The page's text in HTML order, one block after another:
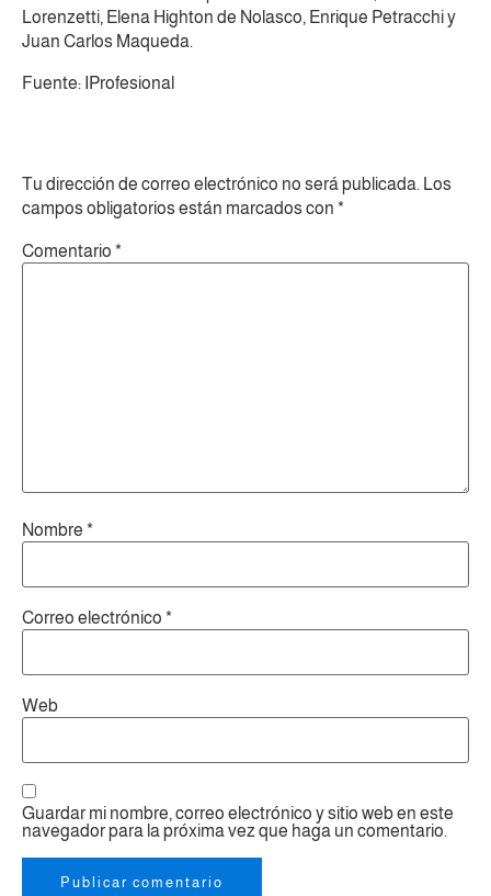
Lorenzetti, Elena Highton de Nolasco, Enrique Petracchi y
Juan Carlos Maqueda.
Fuente: IProfesional
Tu dirección de correo electrónico no será publicada. Los
campos obligatorios están marcados con *
Comentario *
Nombre *
Correo electrónico *
Web
Guardar mi nombre, correo electrónico y sitio web en este
navegador para la próxima vez que haga un comentario.